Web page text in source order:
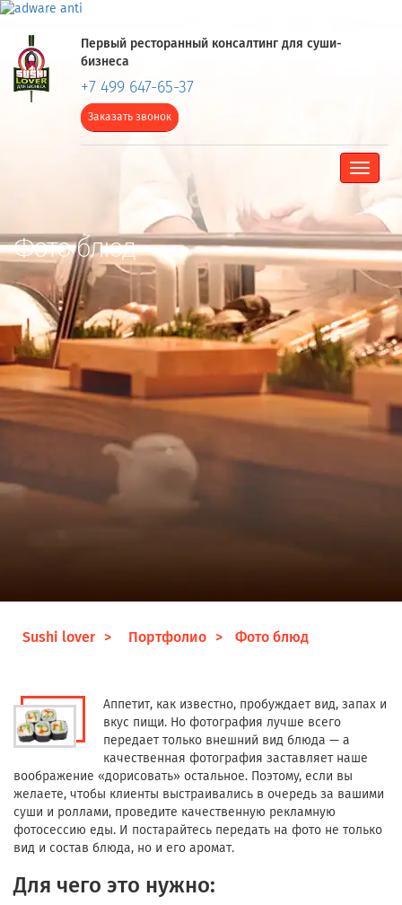
Первый ресторанный консалтинг для суши-
бизнеса
+7 499 647-65-37
Заказать звонок
Toggle
Фото блюд
Sushi lover Портфолио Фото блюд
Аппетит, как известно, пробуждает вид, запах и
вкус пищи. Но фотография лучше всего
передает только внешний вид блюда — а
качественная фотография заставляет наше
воображение «дорисовать» остальное. Поэтому, если вы
желаете, чтобы клиенты выстраивались в очередь за вашими
суши и роллами, проведите качественную рекламную
фотосессию еды. И постарайтесь передать на фото не только
вид и состав блюда, но и его аромат.
Для чего это нужно: